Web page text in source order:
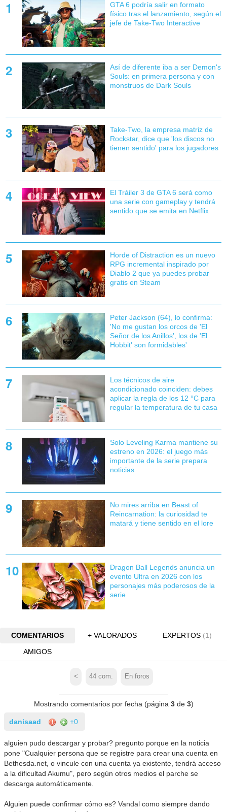
GTA 6 podría salir en formato
físico tras el lanzamiento, según el
jefe de Take-Two Interactive
Así de diferente iba a ser Demon's
Souls: en primera persona y con
monstruos de Dark Souls
Take-Two, la empresa matriz de
Rockstar, dice que 'los discos no
tienen sentido' para los jugadores
El Tráiler 3 de GTA 6 será como
una serie con gameplay y tendrá
sentido que se emita en Netflix
Horde of Distraction es un nuevo
RPG incremental inspirado por
Diablo 2 que ya puedes probar
gratis en Steam
Peter Jackson (64), lo confirma:
'No me gustan los orcos de 'El
Señor de los Anillos', los de 'El
Hobbit' son formidables'
Los técnicos de aire
acondicionado coinciden: debes
aplicar la regla de los 12 °C para
regular la temperatura de tu casa
Solo Leveling Karma mantiene su
estreno en 2026: el juego más
importante de la serie prepara
noticias
No mires arriba en Beast of
Reincarnation: la curiosidad te
matará y tiene sentido en el lore
Dragon Ball Legends anuncia un
evento Ultra en 2026 con los
personajes más poderosos de la
serie
COMENTARIOS + VALORADOS EXPERTOS (1)
AMIGOS
< 44 com. En foros
Mostrando comentarios por fecha (página 3de 3)
danisaad +0
alguien pudo descargar y probar? pregunto porque en la noticia
pone "Cualquier persona que se registre para crear una cuenta en
Bethesda.net, o vincule con una cuenta ya existente, tendrá acceso
a la dificultad Akumu", pero según otros medios el parche se
descarga automáticamente.
Alguien puede confirmar cómo es? Vandal como siempre dando